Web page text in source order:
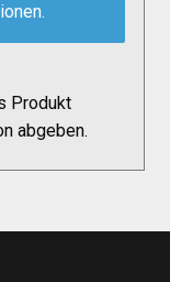
Produkt
abgeben.